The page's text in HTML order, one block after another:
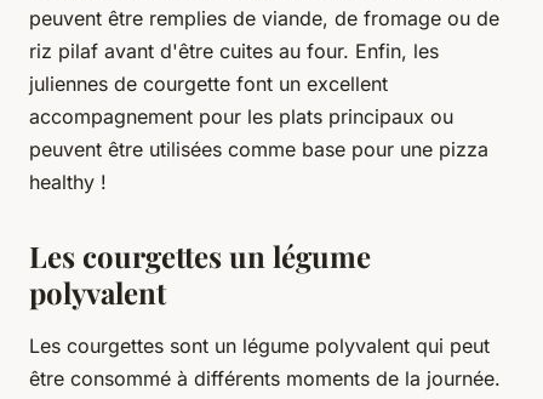
peuvent être remplies de viande, de fromage ou de
riz pilaf avant d'être cuites au four. Enfin, les
juliennes de courgette font un excellent
accompagnement pour les plats principaux ou
peuvent être utilisées comme base pour une pizza
healthy !
Les courgettes un légume
polyvalent
Les courgettes sont un légume polyvalent qui peut
être consommé à différents moments de la journée.